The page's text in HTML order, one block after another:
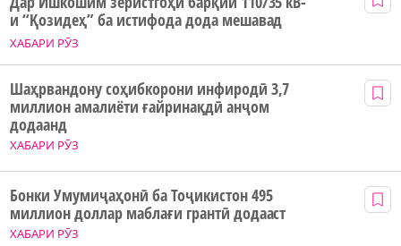
ХАБАРИ РӮЗ
и “Қозидеҳ” ба истифода дода мешавад
ХАБАРИ РӮЗ
Шаҳрвандону соҳибкорони инфиродӣ 3,7
миллион амалиёти ғайринақдӣ анҷом
додаанд
ХАБАРИ РӮЗ
Бонки Умумиҷаҳонӣ ба Тоҷикистон 495
миллион доллар маблағи грантӣ додааст